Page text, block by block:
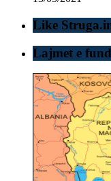
Like
Lajmet e